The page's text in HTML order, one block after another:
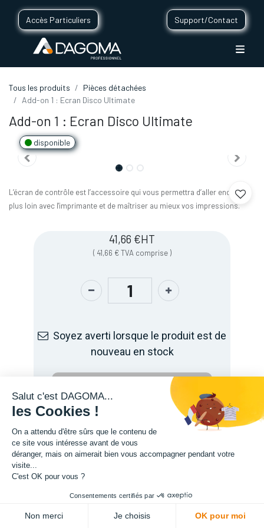
Accès Particuliers Support/Contact
Tous les produits
Pièces détachées
Add-on 1 : Ecran Disco Ultimate
Add-on 1 : Ecran Disco Ultimate
disponible
L’écran de contrôle est l’accessoire qui vous permettra d’aller encore
plus loin avec l'imprimante et de maîtriser au mieux vos impressions.
41,66 €HT
( 41,66 € TVA comprise )
Soyez averti lorsque le produit est de
nouveau en stock
Enregistrer pour plus tard
Salut c'est DAGOMA...
les Cookies !
On a attendu d'être sûrs que le contenu de
ce site vous intéresse avant de vous
déranger, mais on aimerait bien vous accompagner pendant votre
visite...
C'est OK pour vous ?
Consentements certifiés par
Non merci Je choisis OK pour moi